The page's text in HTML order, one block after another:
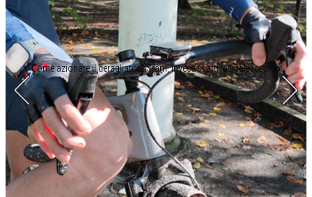
Come azionare il deragliatore Sram, invece si attiva il telescopico